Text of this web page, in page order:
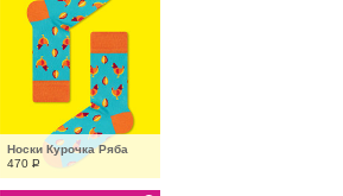
Носки Курочка Ряба
470 Р